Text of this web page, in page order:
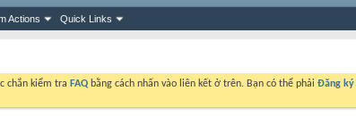
Actions Quick Links
chắn kiểm tra FAQ bằng cách nhấn vào liên kết ở trên. Bạn có thể phải Đăng ký